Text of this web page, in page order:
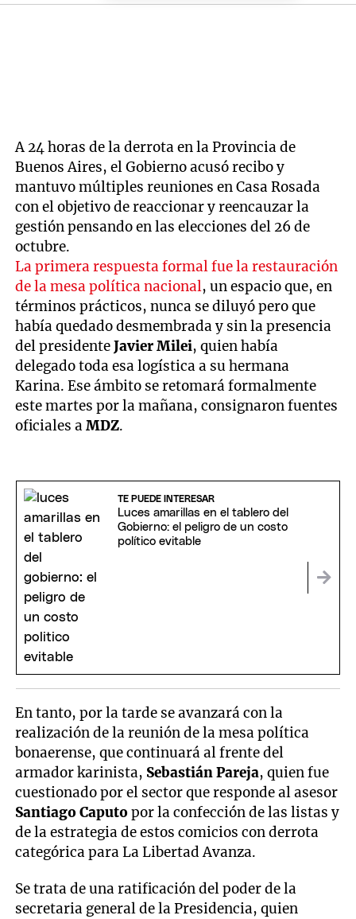
A 24 horas de la derrota en la Provincia de
Buenos Aires, el Gobierno acusó recibo y
mantuvo múltiples reuniones en Casa Rosada
con el objetivo de reaccionar y reencauzar la
gestión pensando en las elecciones del 26 de
octubre.
La primera respuesta formal fue la restauración
de la mesa política nacional, un espacio que, en
términos prácticos, nunca se diluyó pero que
había quedado desmembrada y sin la presencia
del presidenteJavier Milei, quien había
delegado toda esa logística a su hermana
Karina. Ese ámbito se retomará formalmente
este martes por la mañana, consignaron fuentes
oficiales aMDZ.
TE PUEDE INTERESAR
Luces amarillas en el tablero del
Gobierno: el peligro de un costo
político evitable
En tanto, por la tarde se avanzará con la
realización de la reunión de la mesa política
bonaerense, que continuará al frente del
armador karinista, Sebastián Pareja, quien fue
cuestionado por el sector que responde al asesor
Santiago Caputopor la confección de las listas y
de la estrategia de estos comicios con derrota
categórica para La Libertad Avanza.
Se trata de una ratificación del poder de la
secretaria general de la Presidencia, quien